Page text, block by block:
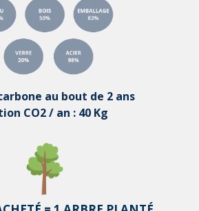
au bout de 2 ans
CO2 / an : 40 Kg